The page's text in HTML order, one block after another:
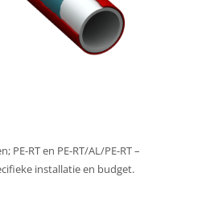
PE-RT en PE-RT/AL/PE-RT –
installatie en budget.